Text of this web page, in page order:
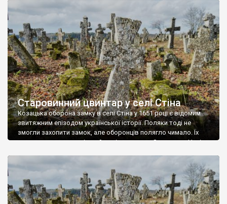
Старовинний цвинтар у селі Стіна
Козацька оборона замку в селі Стіна у 1651 році є відомим
звитяжним епізодом української історії. Поляки тоді не
змогли захопити замок, але оборонців полягло чимало. Їх
поховали на цвинтарі, який тоді називався Замковим. Нині на
ньому чимало хрестів 19 століття, є такі, де епітафії стер […]